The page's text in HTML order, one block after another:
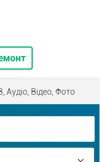
Аудіо, Відео, Фото